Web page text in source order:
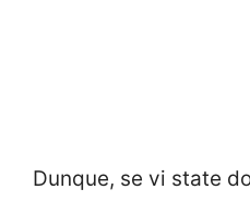
Dunque, se vi state